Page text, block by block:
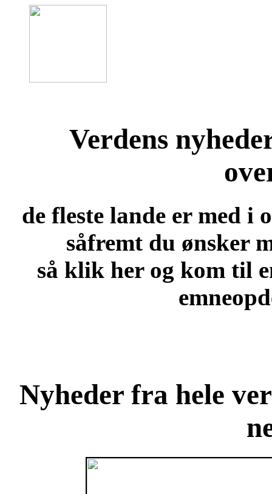
Verdens
de fleste lande er med i
såfremt du ønsker
så klik her og kom til
Nyheder fra hele